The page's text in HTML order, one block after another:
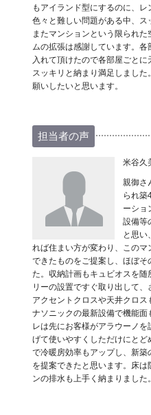
もアイランド型にするのに、
色々と難しい問題がある中、ス
またマンションという限られ
ムの拡張は感謝しています。各
入れて頂けたので各部屋ごと
スッキリと納まり満足しまし
願いしたいと思います。
担当者の声
米谷久
親御さ
られ築
ーショ
設備等
と思い
れば住まい方が変わり、この
できたものをご提案し、ほぼそ
た。収納計画もキュビオスを随
リーの設置ですぐ取り出して、
アクセントクロスや天井クロ
ナソニックの最新設備で機能
レは先にお客様がアラウーノ
げて使いやすくしただけにと
で冷暖房効率もアップし、新
を提案できたと思います。床
ンの排水も上手く納まりました。